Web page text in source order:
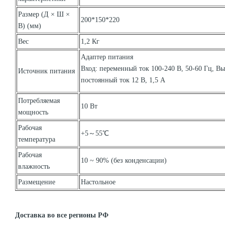
Размер (Д × Ш ×
В) (мм)
200*150*220
Вес 1,2 Кг
Источник питания
Адаптер питания
Вход: переменный ток 100-240 В, 50-60 Гц,
постоянный ток 12 В, 1,5 A
Потребляемая
мощность
10 Вт
Рабочая
температура
+5～55℃
Рабочая
влажность
10 ~ 90% (без конденсации)
Размещение Настольное
Доставка во все регионы РФ